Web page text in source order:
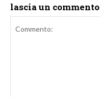
lascia un commento